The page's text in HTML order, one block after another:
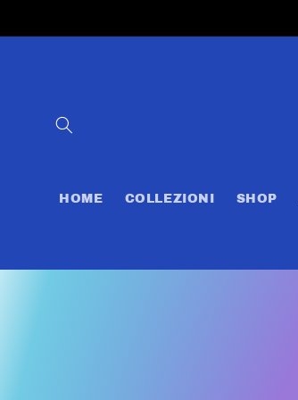
ai contenuti
HOME COLLEZIONI SHOP